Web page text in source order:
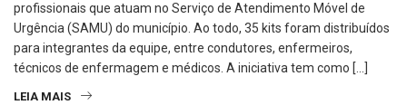
profissionais que atuam no Serviço de Atendimento Móvel de
Urgência (SAMU) do município. Ao todo, 35 kits foram distribuídos
para integrantes da equipe, entre condutores, enfermeiros,
técnicos de enfermagem e médicos. A iniciativa tem como […]
LEIA MAIS